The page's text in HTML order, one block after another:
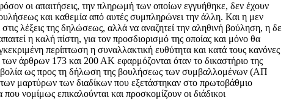
οι απαιτήσεις, την πληρωμή των οποίων εγγυήθηκε, δεν έχουν
και καθεμία από αυτές συμπληρώνει την άλλη. Και η μεν
λέξεις της δηλώσεως, αλλά να αναζητεί την αληθινή βούληση, η δε
η καλή πίστη, για τον προσδιορισμό της οποίας και μόνο θα
περίπτωση η συναλλακτική ευθύτητα και κατά τους κανόνες
άρθρων 173 και 200 ΑΚ εφαρμόζονται όταν το δικαστήριο της
ως προς τη δήλωση της βουλήσεως των συμβαλλομένων (ΑΠ
μαρτύρων των διαδίκων που εξετάστηκαν στο πρωτοβάθμιο
νομίμως επικαλούνται και προσκομίζουν οι διάδικοι